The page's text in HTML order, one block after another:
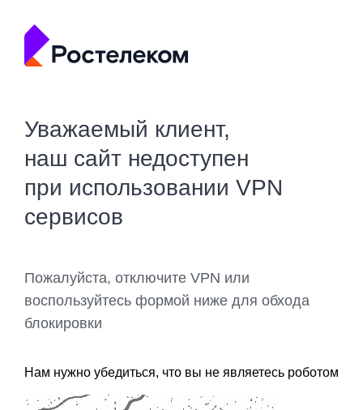
Уважаемый клиент,
наш сайт недоступен
при использовании VPN
сервисов
Пожалуйста, отключите VPN или
воспользуйтесь формой ниже для обхода
блокировки
Нам нужно убедиться, что вы не являетесь роботом